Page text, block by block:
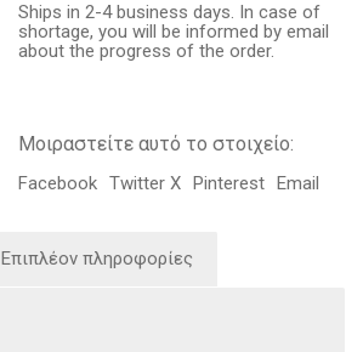
κοσμημάτων
του
Ships in 2-4 business days. In case of
shortage, you will be informed by email
about the progress of the order.
Μοιραστείτε αυτό το στοιχείο:
Facebook Twitter X Pinterest Email
Επιπλέον πληροφορίες